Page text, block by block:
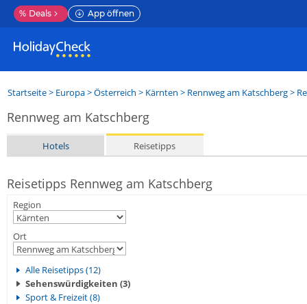
% Deals App öffnen
Startseite> Europa>Österreich > Kärnten > Rennweg am Katschberg>
Rennweg am Katschberg
Hotels Reisetipps
Reisetipps Rennweg am Katschberg
Region
Ort
Alle Reisetipps (12)
Sehenswürdigkeiten (3)
Sport & Freizeit (8)